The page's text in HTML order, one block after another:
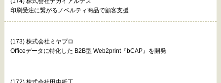
印刷受注に繋がるノベルティ商品で顧客支援
(173) 株式会社ミヤプロ
Officeデータに特化した B2B型 Web2print『bCAP』を開発